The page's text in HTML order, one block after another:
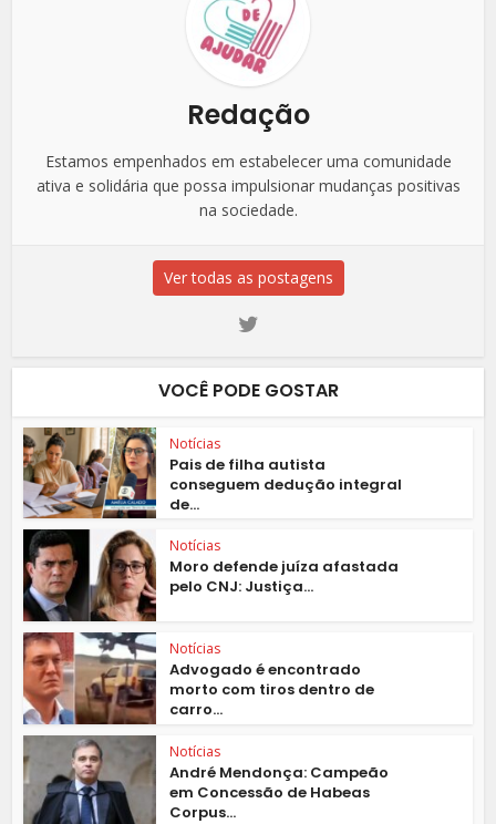
Redação
Estamos empenhados em estabelecer uma comunidade
ativa e solidária que possa impulsionar mudanças positivas
na sociedade.
Ver todas as postagens
VOCÊ PODE GOSTAR
Notícias
Pais de filha autista
conseguem dedução integral
de...
Notícias
Moro defende juíza afastada
pelo CNJ: Justiça...
Notícias
Advogado é encontrado
morto com tiros dentro de
carro...
Notícias
André Mendonça: Campeão
em Concessão de Habeas
Corpus...